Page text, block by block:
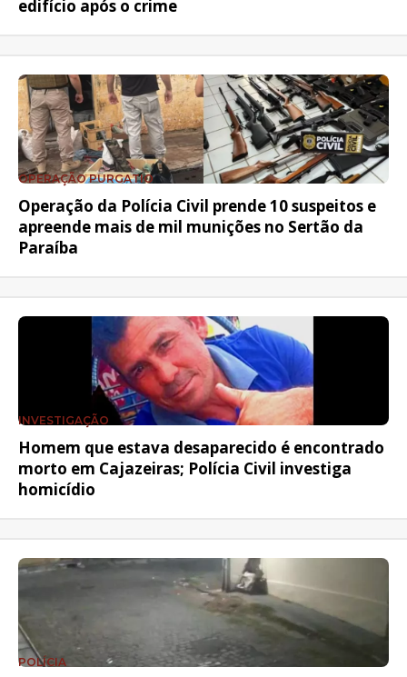
edifício após o crime
OPERAÇÃO PURGATIO
Operação da Polícia Civil prende 10 suspeitos e
apreende mais de mil munições no Sertão da
Paraíba
INVESTIGAÇÃO
Homem que estava desaparecido é encontrado
morto em Cajazeiras; Polícia Civil investiga
homicídio
POLÍCIA